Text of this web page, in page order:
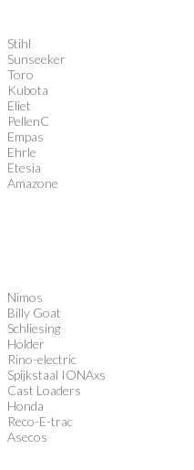
Stihl
Sunseeker
Toro
Kubota
Eliet
PellenC
Empas
Ehrle
Etesia
Amazone
Nimos
Billy Goat
Schliesing
Holder
Rino-electric
Spijkstaal IONAxs
Cast Loaders
Honda
Reco-E-trac
Asecos